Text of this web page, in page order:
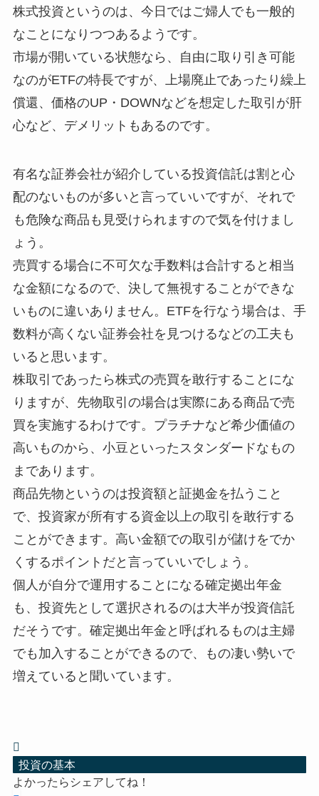
株式投資というのは、今日ではご婦人でも一般的
なことになりつつあるようです。
市場が開いている状態なら、自由に取り引き可能
なのがETFの特長ですが、上場廃止であったり繰上
償還、価格のUP・DOWNなどを想定した取引が肝
心など、デメリットもあるのです。
有名な証券会社が紹介している投資信託は割と心
配のないものが多いと言っていいですが、それで
も危険な商品も見受けられますので気を付けまし
ょう。
売買する場合に不可欠な手数料は合計すると相当
な金額になるので、決して無視することができな
いものに違いありません。ETFを行なう場合は、手
数料が高くない証券会社を見つけるなどの工夫も
いると思います。
株取引であったら株式の売買を敢行することにな
りますが、先物取引の場合は実際にある商品で売
買を実施するわけです。プラチナなど希少価値の
高いものから、小豆といったスタンダードなもの
まであります。
商品先物というのは投資額と証拠金を払うこと
で、投資家が所有する資金以上の取引を敢行する
ことができます。高い金額での取引が儲けをでか
くするポイントだと言っていいでしょう。
個人が自分で運用することになる確定拠出年金
も、投資先として選択されるのは大半が投資信託
だそうです。確定拠出年金と呼ばれるものは主婦
でも加入することができるので、もの凄い勢いで
増えていると聞いています。
投資の基本
よかったらシェアしてね！